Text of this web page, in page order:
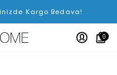
Kargo Bedava!
0